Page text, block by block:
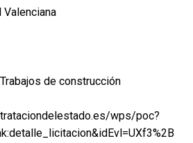
Valenciana
de construcción
wps/poc?